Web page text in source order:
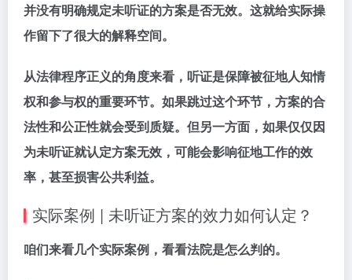
并没有明确规定未听证的方案是否无效。这就给实际操
作留下了很大的解释空间。
从法律程序正义的角度来看，听证是保障被征地人知情
权和参与权的重要环节。如果跳过这个环节，方案的合
法性和公正性就会受到质疑。但另一方面，如果仅仅因
为未听证就认定方案无效，可能会影响征地工作的效
率，甚至损害公共利益。
实际案例 | 未听证方案的效力如何认定？
咱们来看几个实际案例，看看法院是怎么判的。